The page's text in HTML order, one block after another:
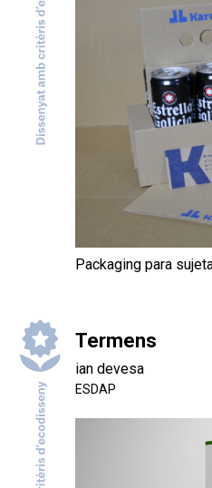
Packaging para
Termens
ian devesa
ESDAP